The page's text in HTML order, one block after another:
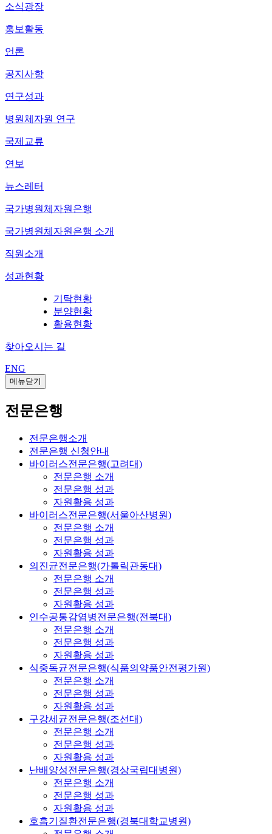
소식광장
홍보활동
언론
공지사항
연구성과
병원체자원 연구
국제교류
연보
뉴스레터
국가병원체자원은행
국가병원체자원은행 소개
직원소개
성과현황
기탁현황
분양현황
활용현황
찾아오시는 길
ENG
메뉴닫기
전문은행
전문은행소개
전문은행 신청안내
바이러스전문은행(고려대)
전문은행 소개
전문은행 성과
자원활용 성과
바이러스전문은행(서울아산병원)
전문은행 소개
전문은행 성과
자원활용 성과
의진균전문은행(가톨릭관동대)
전문은행 소개
전문은행 성과
자원활용 성과
인수공통감염병전문은행(전북대)
전문은행 소개
전문은행 성과
자원활용 성과
식중독균전문은행(식품의약품안전평가원)
전문은행 소개
전문은행 성과
자원활용 성과
구강세균전문은행(조선대)
전문은행 소개
전문은행 성과
자원활용 성과
난배양성전문은행(경상국립대병원)
전문은행 소개
전문은행 성과
자원활용 성과
호흡기질환전문은행(경북대학교병원)